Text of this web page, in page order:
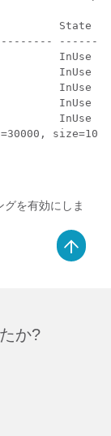
State
------
InUse
InUse
InUse
InUse
InUse
を有効にしま
か?